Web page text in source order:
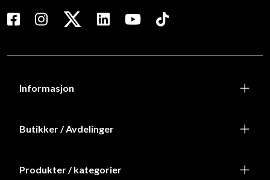
Informasjon
Butikker / Avdelinger
Produkter / kategorier